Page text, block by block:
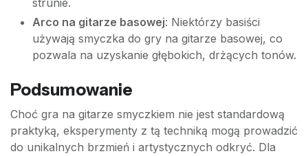
strunie.
Arco na gitarze basowej: Niektórzy basiści
używają smyczka do gry na gitarze basowej, co
pozwala na uzyskanie głębokich, drżących tonów.
Podsumowanie
Choć gra na gitarze smyczkiem nie jest standardową
praktyką, eksperymenty z tą techniką mogą prowadzić
do unikalnych brzmień i artystycznych odkryć. Dla